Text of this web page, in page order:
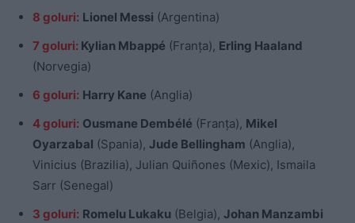
8 goluri: Lionel Messi (Argentina)
7 goluri: Kylian Mbappé (Franța), Erling Haaland
(Norvegia)
6 goluri: Harry Kane (Anglia)
4 goluri: Ousmane Dembélé (Franța), Mikel
Oyarzabal (Spania), Jude Bellingham (Anglia),
Vinicius (Brazilia), Julian Quiñones (Mexic), Ismaila
Sarr (Senegal)
3 goluri: Romelu Lukaku (Belgia), Johan Manzambi